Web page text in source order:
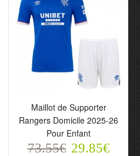
Maillot de Supporter
Rangers Domicile 2025-
26 Pour Enfant
Maillot de Supporter
Rangers Domicile 2025-26
Pour Enfant
73.55€ 29.85€